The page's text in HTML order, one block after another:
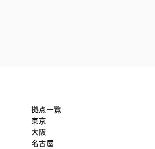
拠点一覧
東京
大阪
名古屋